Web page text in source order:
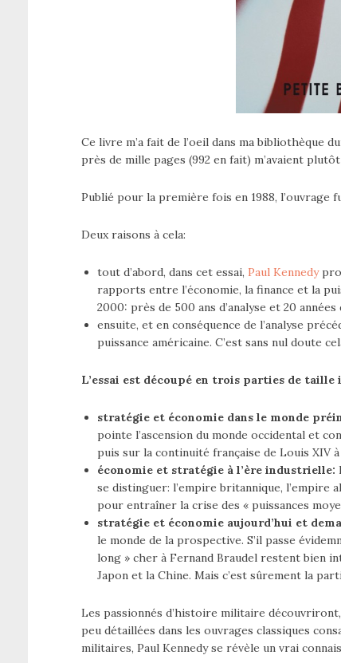
Ce livre m’a fait de l’oeil dans ma bibliothèque
près de mille pages (992 en fait) m’avaient
Publié pour la première fois en 1988, l’ouvrage
Deux raisons à cela:
tout d’abord, dans cet essai, Paul Kennedy
rapports entre l’économie, la finance et la
2000: près de 500 ans d’analyse et 20
ensuite, et en conséquence de l’analyse
puissance américaine. C’est sans nul doute
L’essai est découpé en trois parties de taille
stratégie et économie dans le monde
pointe l’ascension du monde occidental et
puis sur la continuité française de Louis XIV
économie et stratégie à l’ère industrielle:
se distinguer: l’empire britannique, l’empire
pour entraîner la crise des « puissances
stratégie et économie aujourd’hui et
le monde de la prospective. S’il passe
long » cher à Fernand Braudel restent bien
Japon et la Chine. Mais c’est sûrement la
Les passionnés d’histoire militaire
peu détaillées dans les ouvrages classiques
militaires, Paul Kennedy se révèle un vrai